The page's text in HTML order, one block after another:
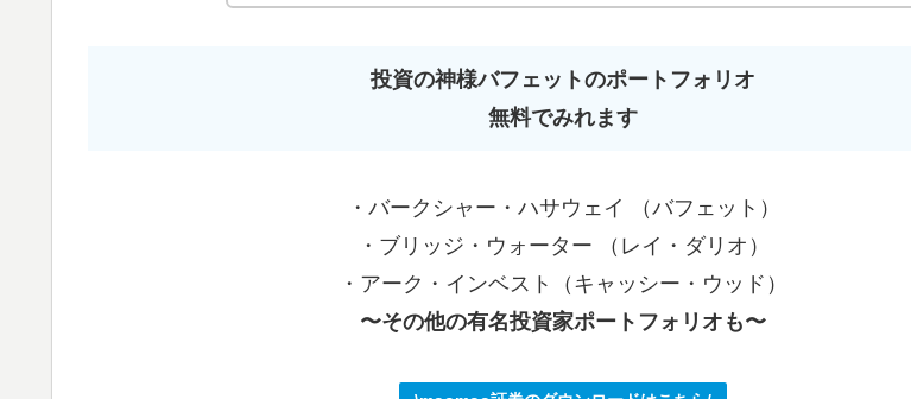
投資の神様バフェットのポートフォリオ
無料でみれます
・バークシャー・ハサウェイ （バフェット）
・ブリッジ・ウォーター （レイ・ダリオ）
・アーク・インベスト（キャッシー・ウッド）
〜その他の有名投資家ポートフォリオも〜